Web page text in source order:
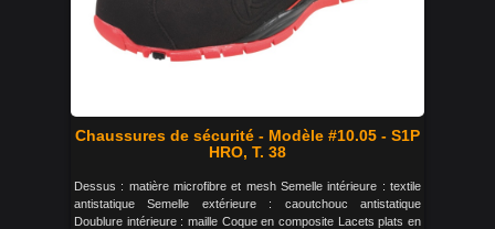
Chaussures de sécurité - Modèle #10.05 - S1P
HRO, T. 38
Dessus : matière microfibre et mesh Semelle intérieure : textile
antistatique Semelle extérieure : caoutchouc antistatique
Doublure intérieure : maille Coque en composite Lacets plats en